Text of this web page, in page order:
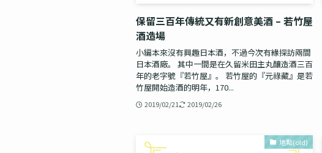
保留三百年傳統又有新創意美酒 – 若竹屋
酒造場
小編本來沒有興趣日本酒，不過今次有緣探訪兩間
日本酒廠。 其中一間是在久留米田主丸釀造酒三百
年的老字號『若竹屋』。 若竹屋的『元祿藏』是若
竹屋開始造酒的明年，170...
2019/02/21 2019/02/26
地點(old)